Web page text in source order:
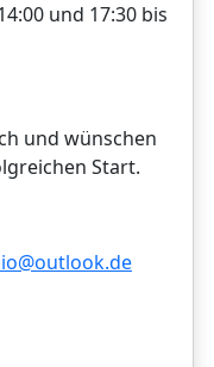
und 17:30 bis
und wünschen
Start.